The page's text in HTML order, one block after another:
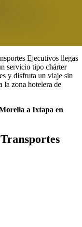
Ejecutivos llegas
servicio tipo chárter
y disfruta un viaje sin
la zona hotelera de
a Ixtapa en